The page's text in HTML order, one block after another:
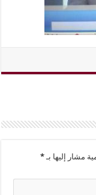
مشار إليها بـ*